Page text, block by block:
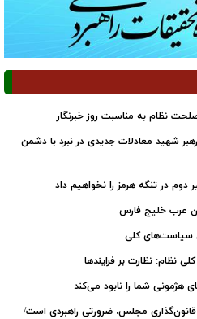
نظام به مناسبت روز خبرنگار
شهید معادلات جدیدی در نبرد با دشمن
در تنگه هرمز را نخواهیم داد
عرب خلیج فارس
سیاست‌های کلی
نظام: نظارت بر فرایندها
هژمونی شما را نابود می‌کند
مجلس، ضرورتی راهبردی است/